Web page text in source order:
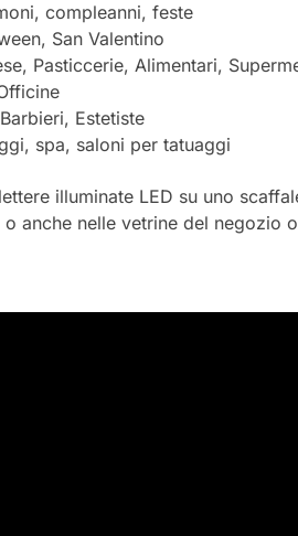
compleanni, feste
San Valentino
Pasticcerie, Alimentari,
Estetiste
spa, saloni per tatuaggi
illuminate LED su uno
anche nelle vetrine del negozio